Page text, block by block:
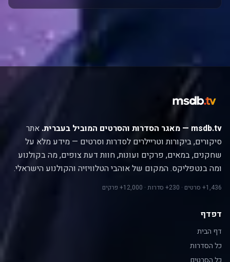
msdb.tv — מאגר הסדרות והסרטים המוביל בעברית.
אתר
סיקורים, ביקורות וטריילרים לסדרות וסרטים — מידע מלא על
שחקנים, במאים, פרקים ועונות, חוות דעת צופים, מה בקולנוע
ומה בנטפליקס. המקום של אוהבי הטלוויזיה והקולנוע הישראלי.
1,436+ סרטים · 230+ סדרות · 12,000+ פרקים
דפדף
דף הבית
כל הסדרות